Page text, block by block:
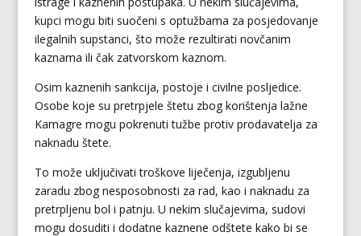
kupci mogu biti suočeni s optužbama za posjedovanje
ilegalnih supstanci, što može rezultirati novčanim
kaznama ili čak zatvorskom kaznom.
Osim kaznenih sankcija, postoje i civilne posljedice.
Osobe koje su pretrpjele štetu zbog korištenja lažne
Kamagre mogu pokrenuti tužbe protiv prodavatelja za
naknadu štete.
To može uključivati troškove liječenja, izgubljenu
zaradu zbog nesposobnosti za rad, kao i naknadu za
pretrpljenu bol i patnju. U nekim slučajevima, sudovi
mogu dosuditi i dodatne kaznene odštete kako bi se